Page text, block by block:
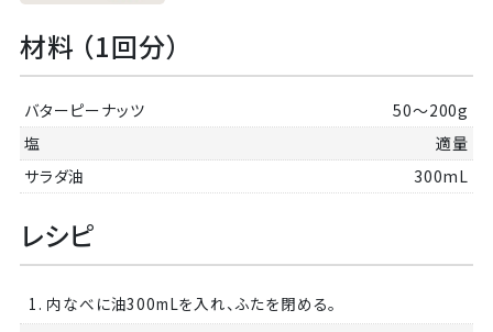
材料 （1回分）
バターピーナッツ
50～200g
塩
適量
サラダ油
300mL
レシピ
1. 内なべに油300mLを入れ、ふたを閉める。